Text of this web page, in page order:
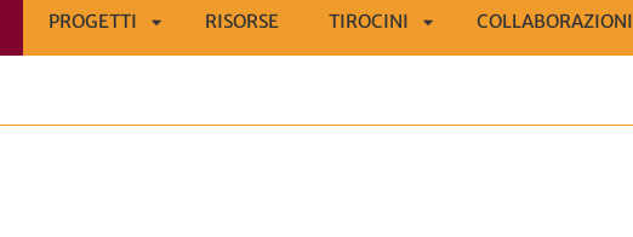
PROGETTI RISORSE TIROCINI COLLABORAZIONI